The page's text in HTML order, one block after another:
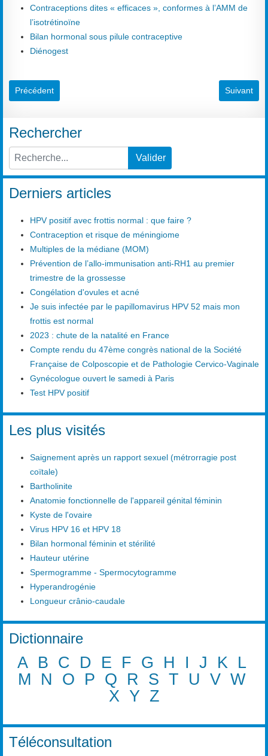
Contraceptions dites « efficaces », conformes à l’AMM de
l’isotrétinoïne
Bilan hormonal sous pilule contraceptive
Diénogest
Article précédent : Phimosis tubaire (des trompes utérines)
Précédent Article
Suivant
Rechercher
Type 2 or more characters for results.
Valider
Derniers articles
HPV positif avec frottis normal : que faire ?
Contraception et risque de méningiome
Multiples de la médiane (MOM)
Prévention de l’allo-immunisation anti-RH1 au premier
trimestre de la grossesse
Congélation d'ovules et acné
Je suis infectée par le papillomavirus HPV 52 mais mon
frottis est normal
2023 : chute de la natalité en France
Compte rendu du 47ème congrès national de la Société
Française de Colposcopie et de Pathologie Cervico-Vaginale
Gynécologue ouvert le samedi à Paris
Test HPV positif
Les plus visités
Saignement après un rapport sexuel (métrorragie post
coïtale)
Bartholinite
Anatomie fonctionnelle de l'appareil génital féminin
Kyste de l'ovaire
Virus HPV 16 et HPV 18
Bilan hormonal féminin et stérilité
Hauteur utérine
Spermogramme - Spermocytogramme
Hyperandrogénie
Longueur crânio-caudale
Dictionnaire
A B C D E F G H I J K
L
M
N O P Q R S T U V W
X Y Z
Téléconsultation